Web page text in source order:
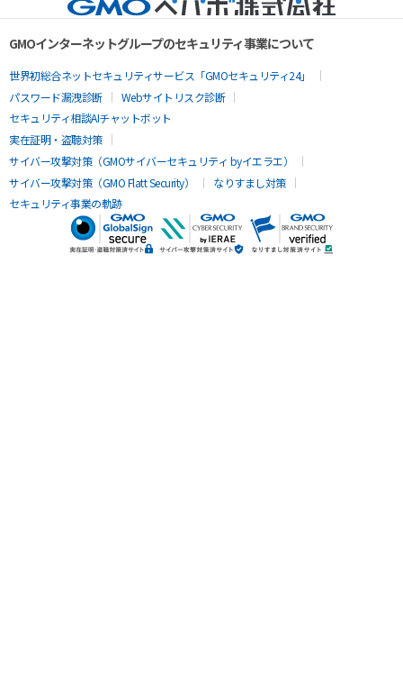
GMOインターネットグループのセキュリティ事業について
世界初総合ネットセキュリティサービス「GMOセキュリティ24」
パスワード漏洩診断
Webサイトリスク診断
セキュリティ相談AIチャットボット
実在証明・盗聴対策
サイバー攻撃対策（GMOサイバーセキュリティ byイエラエ）
サイバー攻撃対策（GMO Flatt Security）
なりすまし対策
セキュリティ事業の軌跡